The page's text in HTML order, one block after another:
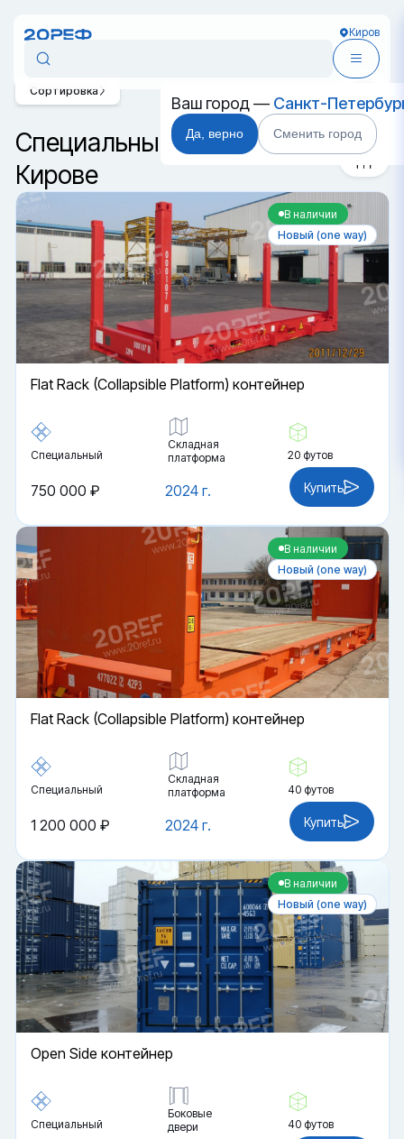
Киров
Ваш город — Санкт-
Да, верно Сменить город
Специальные контейнеры в
Кирове
Сортировка
В наличии
Новый (one way)
Flat Rack (Collapsible Platform) контейнер
Специальный
Складная
платформа
20 футов
2024 г.
750 000 ₽ Купить
В наличии
Новый (one way)
Flat Rack (Collapsible Platform) контейнер
Специальный
Складная
платформа
40 футов
2024 г.
1 200 000 ₽ Купить
В наличии
Новый (one way)
Open Side контейнер
Специальный
Боковые
двери
40 футов